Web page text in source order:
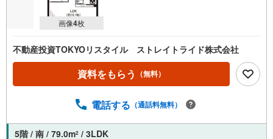
画像4枚
不動産投資TOKYOリスタイル ストレイトライド株式会社
資料をもらう （無料）
電話する （通話料無料）
5階 / 南 / 79.0m2 / 3LDK